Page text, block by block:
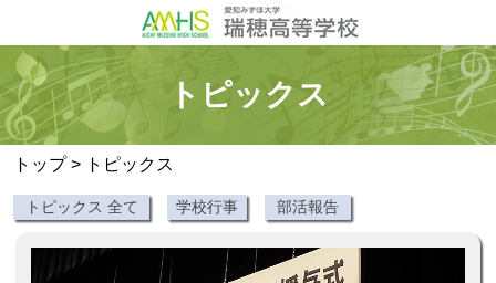
トピックス
トップ> トピックス
トピックス 全て 学校行事 部活報告